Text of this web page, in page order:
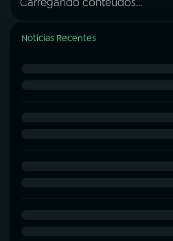
Notícias Recentes